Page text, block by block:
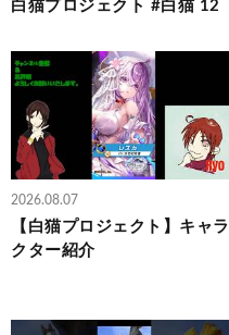
白猫プロジェクト #白猫 12
2026.08.07
【白猫プロジェクト】キャラ
クター紹介